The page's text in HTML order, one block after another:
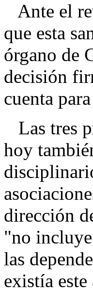
Ante el
que esta
órgano de
decisión
cuenta
Las tres
hoy
dirección
"no
las
existía